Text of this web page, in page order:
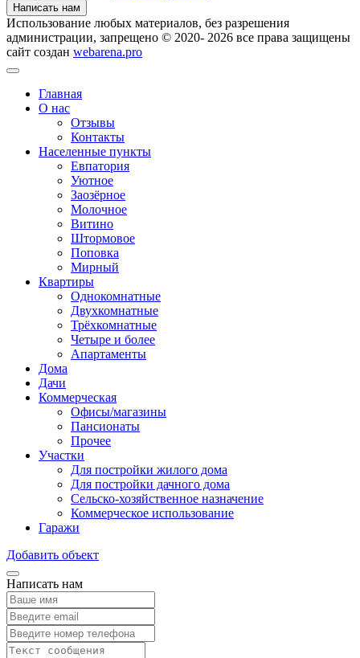
Написать нам
Использование любых материалов, без разрешения
администрации, запрещено © 2020- 2026 все права защищены
сайт создан webarena.pro
Главная
О нас
Отзывы
Контакты
Населенные пункты
Евпатория
Уютное
Заозёрное
Молочное
Витино
Штормовое
Поповка
Мирный
Квартиры
Однокомнатные
Двухкомнатные
Трёхкомнатные
Четыре и более
Апартаменты
Дома
Дачи
Коммерческая
Офисы/магазины
Пансионаты
Прочее
Участки
Для постройки жилого дома
Для постройки дачного дома
Сельско-хозяйственное назначение
Коммерческое использование
Гаражи
Добавить объект
Написать нам